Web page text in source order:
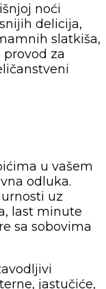
noći
delicija,
slatkiša,
za
u vašem
odluka.
uz
last minute
sa sobovima
jastučiće,